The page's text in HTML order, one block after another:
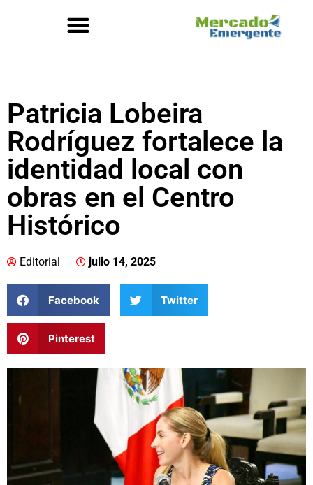
Patricia Lobeira
Rodríguez fortalece la
identidad local con
obras en el Centro
Histórico
Editorial julio 14, 2025
Facebook Twitter
Pinterest